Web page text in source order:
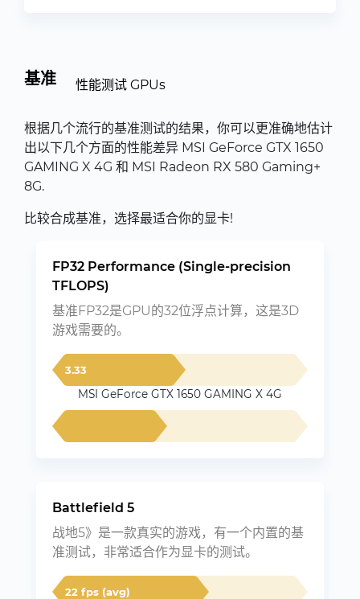
基准 性能测试 GPUs
根据几个流行的基准测试的结果，你可以更准确地估计
出以下几个方面的性能差异 MSI GeForce GTX 1650
GAMING X 4G 和 MSI Radeon RX 580 Gaming+
8G.
比较合成基准，选择最适合你的显卡!
FP32 Performance (Single-precision
TFLOPS)
基准FP32是GPU的32位浮点计算，这是3D
游戏需要的。
3.33
MSI GeForce GTX 1650 GAMING X 4G
Battlefield 5
战地5》是一款真实的游戏，有一个内置的基
准测试，非常适合作为显卡的测试。
22 fps (avg)